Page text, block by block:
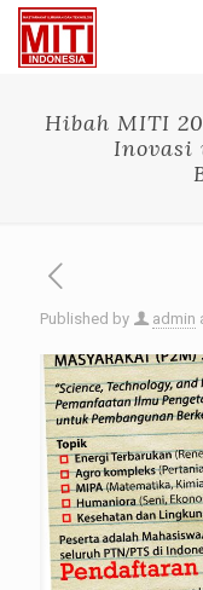
Hibah MITI
Inovasi
Published by admin